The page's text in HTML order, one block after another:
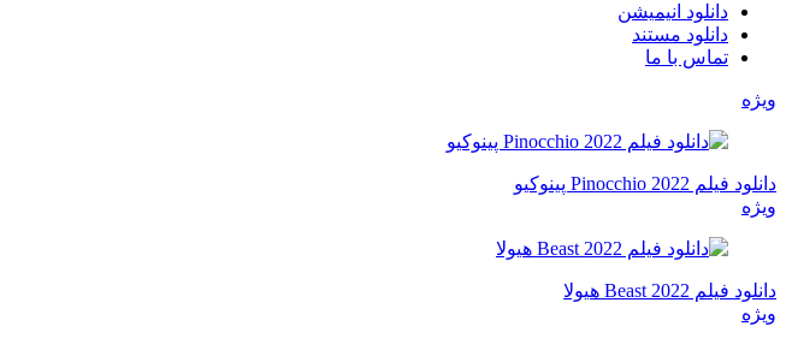
دانلود انیمیشن
دانلود مستند
تماس با ما
ویژه
دانلود فیلم Pinocchio 2022 پینوکیو
ویژه
دانلود فیلم Beast 2022 هیولا
ویژه